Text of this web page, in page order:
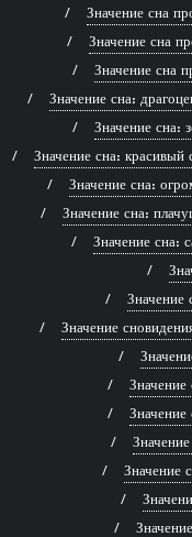
Значение сна
Значение сна
Значение сна
Значение сна:
Значение сна:
Значение сна: красивый
Значение сна:
Значение сна:
Значение сна:
Значение
Значение
Значение
Значение
Значение